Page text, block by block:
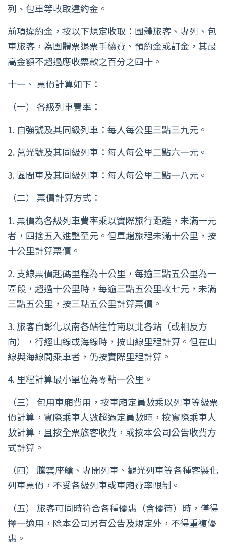
列、包車等收取違約金。
前項違約金，按以下規定收取：團體旅客、專列、包
車旅客，為團體票退票手續費、預約金或訂金，其最
高金額不超過應收票款之百分之四十。
十一、 票價計算如下：
（一） 各級列車費率：
1. 自強號及其同級列車：每人每公里三點三九元。
2. 莒光號及其同級列車：每人每公里二點六一元。
3. 區間車及其同級列車：每人每公里二點一八元。
（二） 票價計算方式：
1. 票價為各級列車費率乘以實際旅行距離，未滿一元
者，四捨五入進整至元。但單趟旅程未滿十公里，按
十公里計算票價。
2. 支線票價起碼里程為十公里，每逾三點五公里為一
區段，超過十公里時，每逾三點五公里收七元，未滿
三點五公里，按三點五公里計算票價。
3. 旅客自彰化以南各站往竹南以北各站（或相反方
向），行經山線或海線時，按山線里程計算。但在山
線與海線間乘車者，仍按實際里程計算。
4. 里程計算最小單位為零點一公里。
（三） 包用車廂費用，按車廂定員數乘以列車等級票
價計算，實際乘車人數超過定員數時，按實際乘車人
數計算，且按全票旅客收費，或按本公司公告收費方
式計算。
（四） 騰雲座艙、專開列車、觀光列車等各種客製化
列車票價，不受各級列車或車廂費率限制。
（五） 旅客可同時符合各種優惠（含優待）時，僅得
擇一適用，除本公司另有公告及規定外，不得重複優
惠。